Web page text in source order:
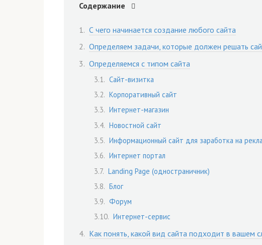
Содержание
С чего начинается создание любого сайта
Определяем задачи, которые должен решать
Определяемся с типом сайта
Сайт-визитка
Корпоративный сайт
Интернет-магазин
Новостной сайт
Информационный сайт для заработка на
Интернет портал
Landing Page (одностраничник)
Блог
Форум
Интернет-сервис
Как понять, какой вид сайта подходит в вашем